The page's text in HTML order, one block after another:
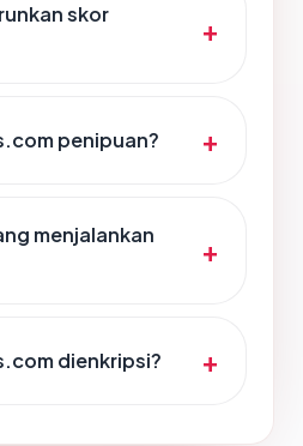
skor
penipuan?
menjalankan
dienkripsi?